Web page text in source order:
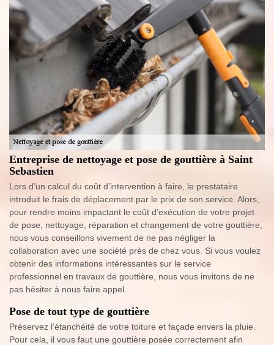
Entreprise de nettoyage et pose de gouttière à Saint
Sebastien
Lors d’un calcul du coût d’intervention à faire, le prestataire
introduit le frais de déplacement par le prix de son service. Alors,
pour rendre moins impactant le coût d’exécution de votre projet
de pose, nettoyage, réparation et changement de votre gouttière,
nous vous conseillons vivement de ne pas négliger la
collaboration avec une société près de chez vous. Si vous voulez
obtenir des informations intéressantes sur le service
professionnel en travaux de gouttière, nous vous invitons de ne
pas hésiter à nous faire appel.
Pose de tout type de gouttière
Préservez l’étanchéité de votre toiture et façade envers la pluie.
Pour cela, il vous faut une gouttière posée correctement afin